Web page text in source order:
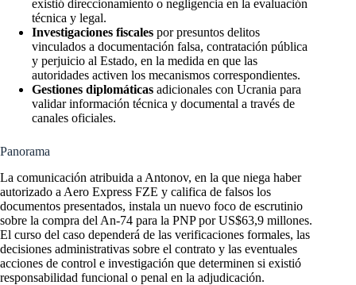
existió direccionamiento o negligencia en la evaluación
técnica y legal.
Investigaciones fiscales por presuntos delitos
vinculados a documentación falsa, contratación pública
y perjuicio al Estado, en la medida en que las
autoridades activen los mecanismos correspondientes.
Gestiones diplomáticas adicionales con Ucrania para
validar información técnica y documental a través de
canales oficiales.
Panorama
La comunicación atribuida a Antonov, en la que niega haber
autorizado a Aero Express FZE y califica de falsos los
documentos presentados, instala un nuevo foco de escrutinio
sobre la compra del An-74 para la PNP por US$63,9 millones.
El curso del caso dependerá de las verificaciones formales, las
decisiones administrativas sobre el contrato y las eventuales
acciones de control e investigación que determinen si existió
responsabilidad funcional o penal en la adjudicación.